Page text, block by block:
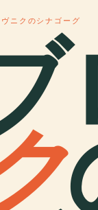
ヴニクのシナゴーグ